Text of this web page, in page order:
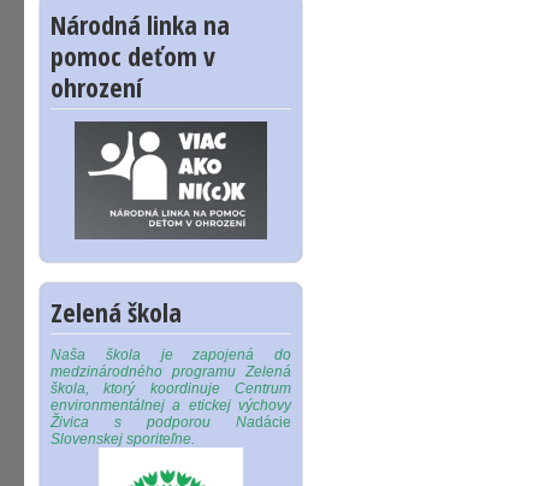
Národná linka na
pomoc deťom v
ohrození
Zelená škola
Naša škola je zapojená do
medzinárodného programu Zelená
škola, ktorý koordinuje Centrum
environmentálnej a etickej výchovy
Živica s podporou Nadácie
Slovenskej sporiteľne.